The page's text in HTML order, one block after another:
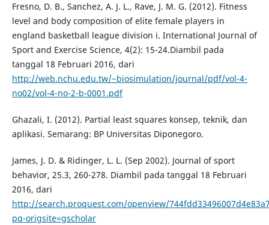
Fresno, D. B., Sanchez, A. J. L., Rave, J. M. G. (2012). Fitness
level and body composition of elite female players in
england basketball league division i. International Journal of
Sport and Exercise Science, 4(2): 15-24.Diambil pada
tanggal 18 Februari 2016, dari
http://web.nchu.edu.tw/~biosimulation/journal/pdf/vol-4-
no02/vol-4-no-2-b-0001.pdf
Ghazali, I. (2012). Partial least squares konsep, teknik, dan
aplikasi. Semarang: BP Universitas Diponegoro.
James, J. D. & Ridinger, L. L. (Sep 2002). Journal of sport
behavior, 25.3, 260-278. Diambil pada tanggal 18 Februari
2016, dari
http://search.proquest.com/openview/
pq-origsite=gscholar